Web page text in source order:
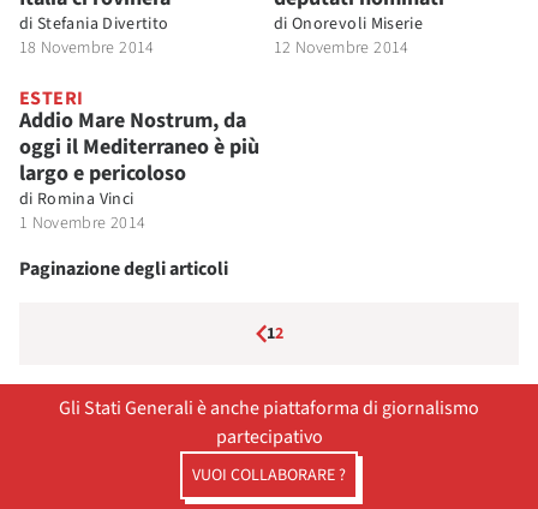
di Stefania Divertito
18 Novembre 2014
di Onorevoli Miserie
12 Novembre 2014
ESTERI
Addio Mare Nostrum, da
oggi il Mediterraneo è più
largo e pericoloso
di Romina Vinci
1 Novembre 2014
Paginazione degli articoli
12
Gli Stati Generali è anche piattaforma di giornalismo
partecipativo
VUOI COLLABORARE ?